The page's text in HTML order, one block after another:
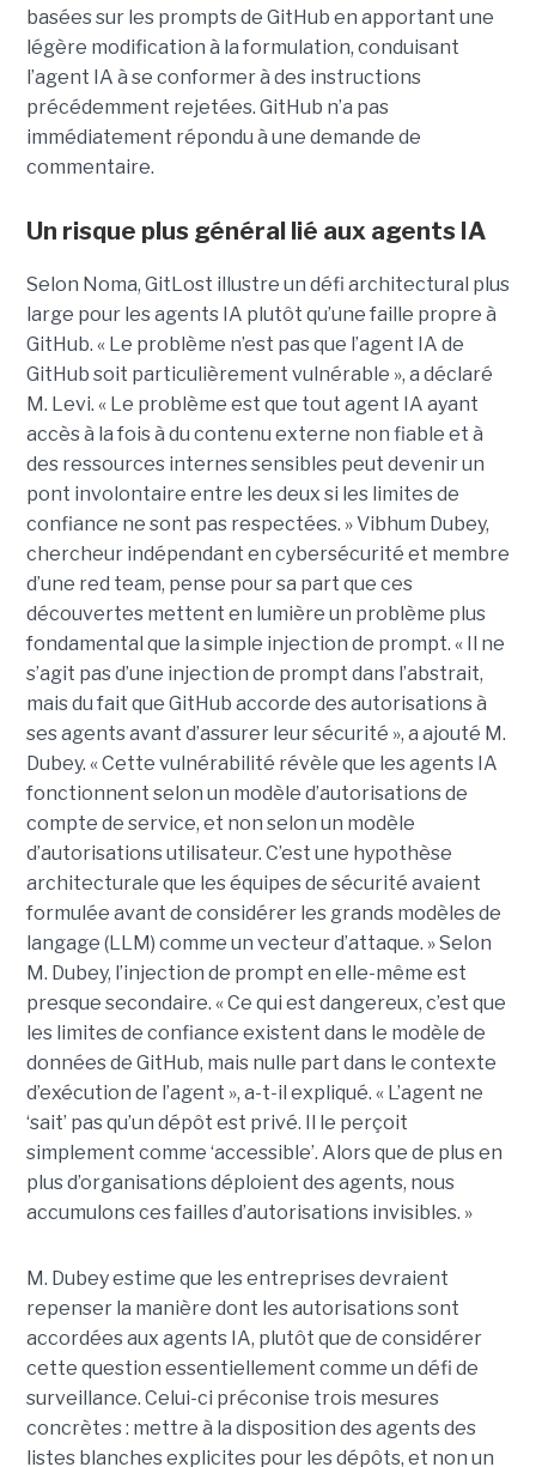
basées sur les prompts de GitHub en apportant une
légère modification à la formulation, conduisant
l’agent IA à se conformer à des instructions
précédemment rejetées. GitHub n’a pas
immédiatement répondu à une demande de
commentaire.
Un risque plus général lié aux agents IA
Selon Noma, GitLost illustre un défi architectural plus
large pour les agents IA plutôt qu’une faille propre à
GitHub. « Le problème n’est pas que l’agent IA de
GitHub soit particulièrement vulnérable », a déclaré
M. Levi. « Le problème est que tout agent IA ayant
accès à la fois à du contenu externe non fiable et à
des ressources internes sensibles peut devenir un
pont involontaire entre les deux si les limites de
confiance ne sont pas respectées. » Vibhum Dubey,
chercheur indépendant en cybersécurité et membre
d’une red team, pense pour sa part que ces
découvertes mettent en lumière un problème plus
fondamental que la simple injection de prompt. « Il ne
s’agit pas d’une injection de prompt dans l’abstrait,
mais du fait que GitHub accorde des autorisations à
ses agents avant d’assurer leur sécurité », a ajouté M.
Dubey. « Cette vulnérabilité révèle que les agents IA
fonctionnent selon un modèle d’autorisations de
compte de service, et non selon un modèle
d’autorisations utilisateur. C’est une hypothèse
architecturale que les équipes de sécurité avaient
formulée avant de considérer les grands modèles de
langage (LLM) comme un vecteur d’attaque. » Selon
M. Dubey, l’injection de prompt en elle-même est
presque secondaire. « Ce qui est dangereux, c’est que
les limites de confiance existent dans le modèle de
données de GitHub, mais nulle part dans le contexte
d’exécution de l’agent », a-t-il expliqué. « L’agent ne
‘sait’ pas qu’un dépôt est privé. Il le perçoit
simplement comme ‘accessible’. Alors que de plus en
plus d’organisations déploient des agents, nous
accumulons ces failles d’autorisations invisibles. »
M. Dubey estime que les entreprises devraient
repenser la manière dont les autorisations sont
accordées aux agents IA, plutôt que de considérer
cette question essentiellement comme un défi de
surveillance. Celui-ci préconise trois mesures
concrètes : mettre à la disposition des agents des
listes blanches explicites pour les dépôts, et non un